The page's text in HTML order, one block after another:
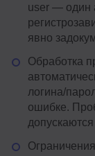
user — один
явно
Обработка
логина/
ошибке.